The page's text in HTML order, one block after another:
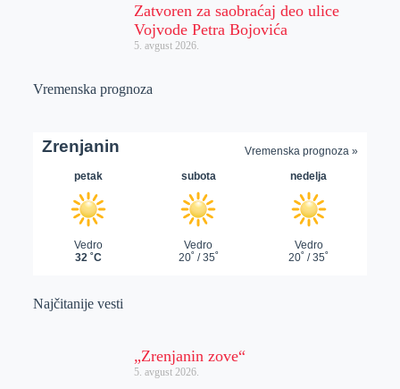
Zatvoren za saobraćaj deo ulice
Vojvode Petra Bojovića
5. avgust 2026.
Vremenska prognoza
Najčitanije vesti
„Zrenjanin zove“
5. avgust 2026.